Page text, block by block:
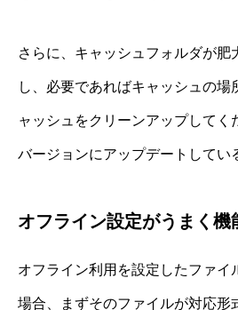
さらに、キャッシュフォルダが肥
し、必要であればキャッシュの場
ャッシュをクリーンアップしてく
バージョンにアップデートしてい
オフライン設定がうまく機
オフライン利用を設定したファイ
場合、まずそのファイルが対応形